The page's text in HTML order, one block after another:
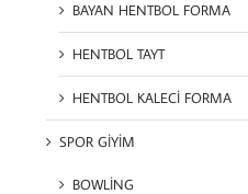
BAYAN HENTBOL FORMA
HENTBOL TAYT
HENTBOL KALECİ FORMA
SPOR GİYİM
BOWLİNG